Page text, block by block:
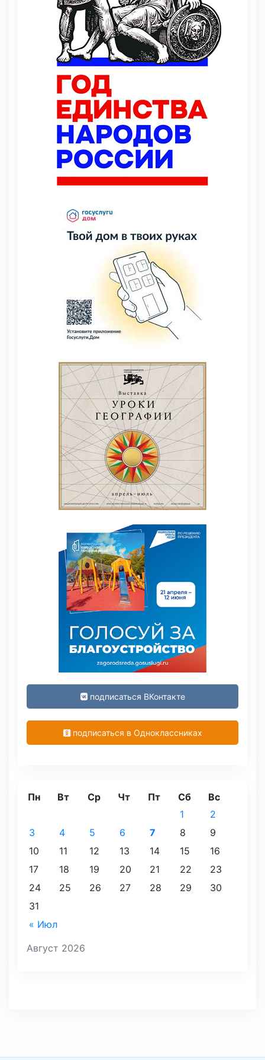
подписаться ВКонтакте
подписаться в Одноклассниках
Август 2026
Пн Вт Ср Чт Пт Сб Вс
« Июл
1
2
3
4 5 6 7 8
9
10
11 12 13 14 15
16
17
18 19 20 21 22
23
24
25 26 27 28 29
30
31